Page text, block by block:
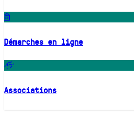
Démarches en ligne
Associations